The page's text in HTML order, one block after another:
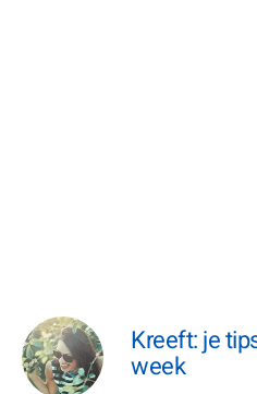
Kreeft: je
week